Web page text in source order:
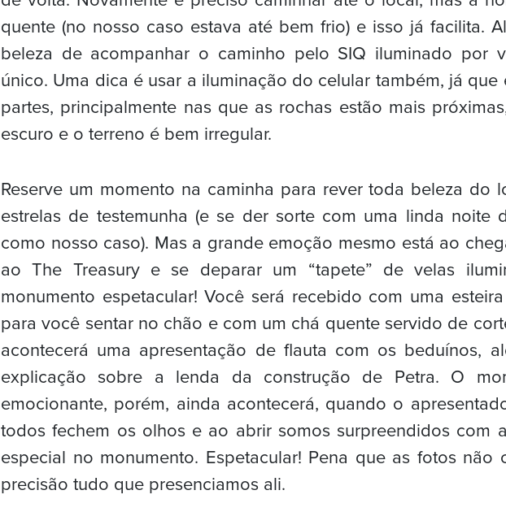
quente (no nosso caso estava até bem frio) e isso já facilita.
beleza de acompanhar o caminho pelo SIQ iluminado por
único. Uma dica é usar a iluminação do celular também, já que
partes, principalmente nas que as rochas estão mais
escuro e o terreno é bem irregular.
Reserve um momento na caminha para rever toda beleza do
estrelas de testemunha (e se der sorte com uma linda noite
como nosso caso). Mas a grande emoção mesmo está ao
ao The Treasury e se deparar um “tapete” de velas
monumento espetacular! Você será recebido com uma
para você sentar no chão e com um chá quente servido de
acontecerá uma apresentação de flauta com os beduínos,
explicação sobre a lenda da construção de Petra. O
emocionante, porém, ainda acontecerá, quando o
todos fechem os olhos e ao abrir somos surpreendidos com
especial no monumento. Espetacular! Pena que as fotos não
precisão tudo que presenciamos ali.